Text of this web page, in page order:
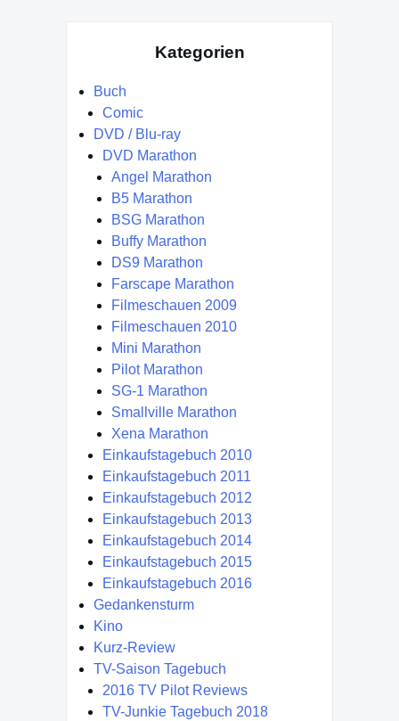
Kategorien
Buch
Comic
DVD / Blu-ray
DVD Marathon
Angel Marathon
B5 Marathon
BSG Marathon
Buffy Marathon
DS9 Marathon
Farscape Marathon
Filmeschauen 2009
Filmeschauen 2010
Mini Marathon
Pilot Marathon
SG-1 Marathon
Smallville Marathon
Xena Marathon
Einkaufstagebuch 2010
Einkaufstagebuch 2011
Einkaufstagebuch 2012
Einkaufstagebuch 2013
Einkaufstagebuch 2014
Einkaufstagebuch 2015
Einkaufstagebuch 2016
Gedankensturm
Kino
Kurz-Review
TV-Saison Tagebuch
2016 TV Pilot Reviews
TV-Junkie Tagebuch 2018